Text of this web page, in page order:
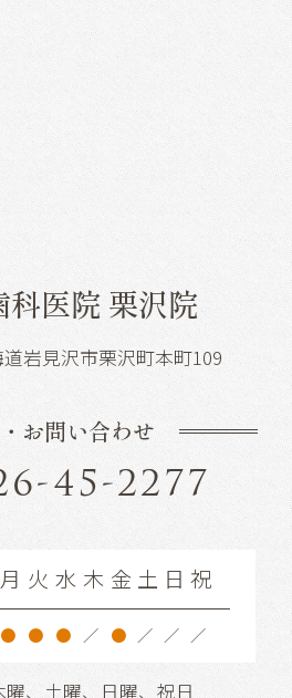
科医院 栗沢院
岩見沢市栗沢町本町109
お問い合わせ
45-2277
月 火 水 木 金 土 日 祝
● ● ● ／ ● ／ ／ ／
曜、土曜、日曜、祝日